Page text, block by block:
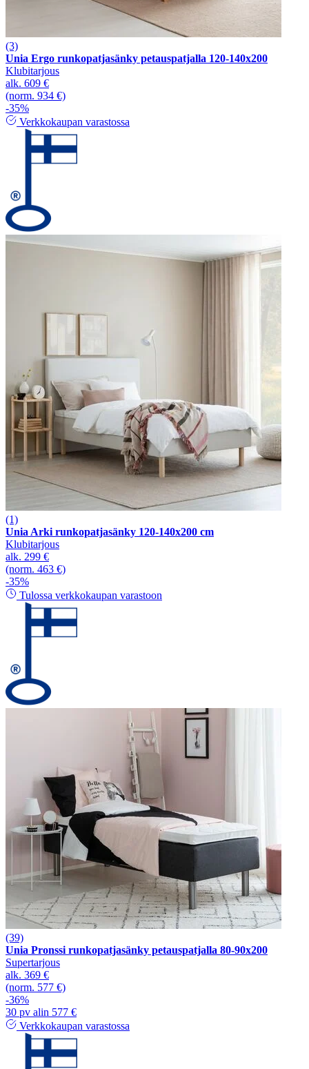
(3)
Unia Ergo runkopatjasänky petauspatjalla 120-140x200
Klubitarjous
alk. 609 €
(norm. 934 €)
-35%
Verkkokaupan varastossa
(1)
Unia Arki runkopatjasänky 120-140x200 cm
Klubitarjous
alk. 299 €
(norm. 463 €)
-35%
Tulossa verkkokaupan varastoon
(39)
Unia Pronssi runkopatjasänky petauspatjalla 80-90x200
Supertarjous
alk. 369 €
(norm. 577 €)
-36%
30 pv alin 577 €
Verkkokaupan varastossa